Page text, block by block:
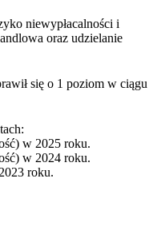
niewypłacalności i
oraz udzielanie
się o 1 poziom w ciągu
w 2025 roku.
w 2024 roku.
roku.